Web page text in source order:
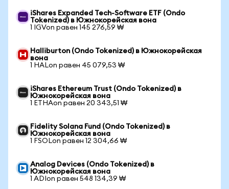
iShares Expanded Tech-Software ETF (Ondo
Tokenized) в Южнокорейская вона
1 IGVon равен 145 276,59 ₩
Halliburton (Ondo Tokenized) в Южнокорейская
вона
1 HALon равен 45 079,53 ₩
iShares Ethereum Trust (Ondo Tokenized) в
Южнокорейская вона
1 ETHAon равен 20 343,51 ₩
Fidelity Solana Fund (Ondo Tokenized) в
Южнокорейская вона
1 FSOLon равен 12 304,66 ₩
Analog Devices (Ondo Tokenized) в
Южнокорейская вона
1 ADIon равен 548 134,39 ₩